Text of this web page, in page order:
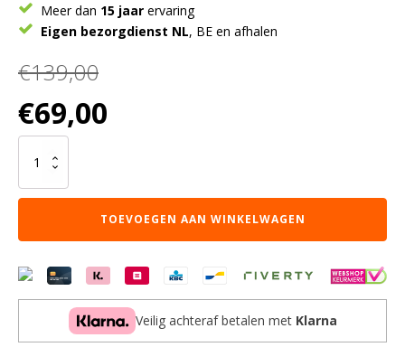
Meer dan 15 jaar ervaring
Eigen bezorgdienst NL, BE en afhalen
€139,00
Oorspronkelijke
prijs
was:
€139,00.
€69,00
MAXX
Barkruk
Jari
Donkergrijs
Ribcord
aantal
TOEVOEGEN AAN WINKELWAGEN
Veilig achteraf betalen met Klarna